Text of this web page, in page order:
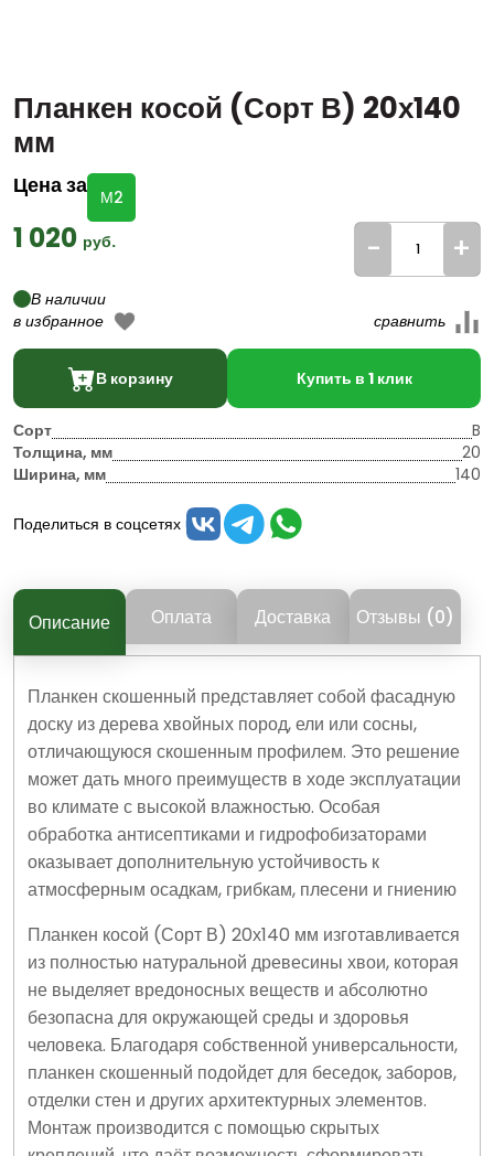
Планкен косой (Сорт В) 20х140
мм
Цена за М2
1 020 руб. - +
В наличии
В корзину Купить в 1 клик
Сорт
B
Толщина, мм
20
Ширина, мм
140
Поделиться в соцсетях
Описание Оплата Доставка Отзывы (0)
Планкен скошенный представляет собой фасадную
доску из дерева хвойных пород, ели или сосны,
отличающуюся скошенным профилем. Это решение
может дать много преимуществ в ходе эксплуатации
во климате с высокой влажностью. Особая
обработка антисептиками и гидрофобизаторами
оказывает дополнительную устойчивость к
атмосферным осадкам, грибкам, плесени и гниению
Планкен косой (Сорт В) 20х140 мм изготавливается
из полностью натуральной древесины хвои, которая
не выделяет вредоносных веществ и абсолютно
безопасна для окружающей среды и здоровья
человека. Благодаря собственной универсальности,
планкен скошенный подойдет для беседок, заборов,
отделки стен и других архитектурных элементов.
Монтаж производится с помощью скрытых